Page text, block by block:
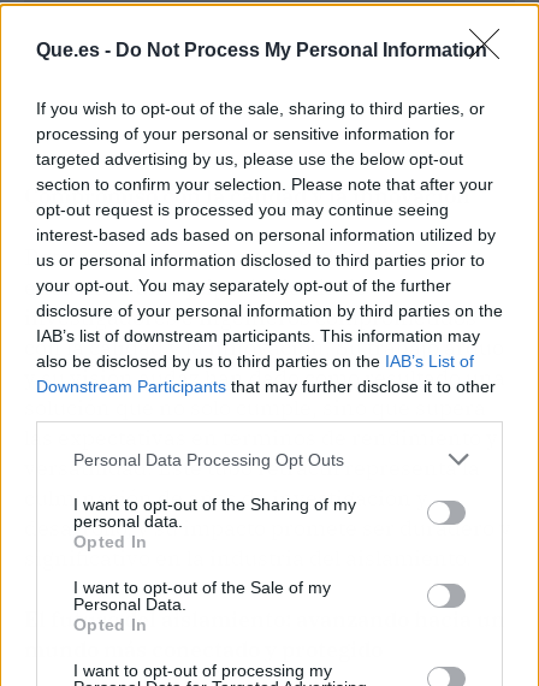
Que.es - Do Not Process My Personal Information
If you wish to opt-out of the sale, sharing to third parties, or
processing of your personal or sensitive information for
targeted advertising by us, please use the below opt-out
section to confirm your selection. Please note that after your
opt-out request is processed you may continue seeing
interest-based ads based on personal information utilized by
us or personal information disclosed to third parties prior to
your opt-out. You may separately opt-out of the further
disclosure of your personal information by third parties on the
IAB’s list of downstream participants. This information may
also be disclosed by us to third parties on the IAB’s List of
Downstream Participants that may further disclose it to other
Personal Data Processing Opt Outs
I want to opt-out of the Sharing of my
personal data.
Opted In
I want to opt-out of the Sale of my
Personal Data.
Opted In
I want to opt-out of processing my
Compromiso con la calidad y la innovación
Detrás de este avance revolucionario se
encuentra un equipo dedicado de
investigadores e ingenieros comprometidos
con la calidad y la innovación. Su trabajo arduo
y su visión audaz han dado como resultado una
versatilidad. Este tubo retráctil representa la
culminación de años de investigación y
desarrollo, y su impacto promete ser duradero y
significativo en la industria del aislamiento.
El futuro del aislamiento: avanzando hacia un